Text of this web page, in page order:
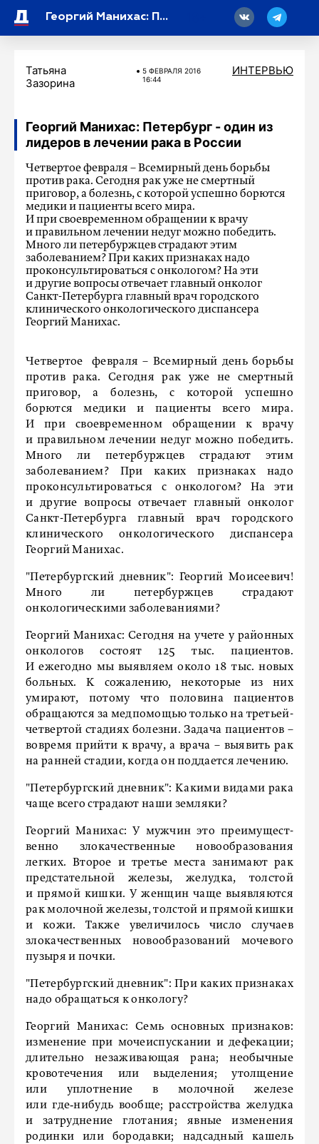
Георгий Манихас: Петербург - один из лидеров в лечении рака в России
Татьяна
Зазорина
5 ФЕВРАЛЯ 2016
16:44
ИНТЕРВЬЮ
Георгий Манихас: Петербург - один из
лидеров в лечении рака в России
Четвертое февраля – Всемирный день борьбы
против рака. Сегодня рак уже не смертный
приговор, а болезнь, с которой успешно борются
медики и пациенты всего мира.
И при своевременном обращении к врачу
и правильном лечении недуг можно победить.
Много ли петербуржцев страдают этим
заболеванием? При каких признаках надо
проконсультироваться с онкологом? На эти
и другие вопросы отвечает главный онколог
Санкт-Петербурга главный врач городского
клинического онкологического диспансера
Георгий Манихас.
Четвертое февраля – Всемирный день борьбы
против рака. Сегодня рак уже не смертный
приговор, а болезнь, с которой успешно
борются медики и пациенты всего мира.
И при своевременном обращении к врачу
и правильном лечении недуг можно победить.
Много ли петербуржцев страдают этим
заболеванием? При каких признаках надо
проконсультироваться с онкологом? На эти
и другие вопросы отвечает главный онколог
Санкт-Петербурга главный врач городского
клинического онкологического диспансера
Георгий Манихас.
"Петербургский дневник": Георгий Моисеевич!
Много ли петербуржцев страдают
онкологическими заболеваниями?
Георгий Манихас:Сегодня на учете у районных
онкологов состоят 125 тыс. пациентов.
И ежегодно мы выявляем около 18 тыс. новых
больных. К сожалению, некоторые из них
умирают, потому что половина пациентов
обращаются за медпомощью только на третьей-
четвертой стадиях болезни. Задача пациентов –
вовремя прийти к врачу, а врача – выявить рак
на ранней стадии, когда он поддается лечению.
"Петербургский дневник": Какими видами рака
чаще всего страдают наши земляки?
Георгий Манихас: У мужчин это преимущест­
венно злокачественные новообразования
легких. Второе и третье места занимают рак
предстательной железы, желудка, толстой
и прямой кишки. У женщин чаще выявляются
рак молочной железы, толстой и прямой кишки
и кожи. Также увеличилось число случаев
злокачественных новообразований мочевого
пузыря и почки.
"Петербургский дневник": При каких признаках
надо обращаться к онкологу?
Георгий Манихас: Семь основных признаков:
изменение при мочеиспускании и дефекации;
длительно незаживающая рана; необычные
кровотечения или выделения; утолщение
или уплотнение в молочной железе
или где‑нибудь вообще; расстройства желудка
и затруднение глотания; явные изменения
родинки или бородавки; надсадный кашель